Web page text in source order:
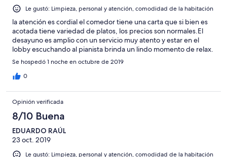
Le gustó: Limpieza, personal y atención, comodidad de la habitación
la atención es cordial el comedor tiene una carta que si bien es
acotada tiene variedad de platos, los precios son normales.El
desayuno es amplio con un servicio muy atento y estar en el
lobby escuchando al pianista brinda un lindo momento de relax.
Se hospedó 1 noche en octubre de 2019
0
Opinión verificada
8/10 Buena
EDUARDO RAÚL
23 oct. 2019
Le gustó: Limpieza, personal y atención, comodidad de la habitación